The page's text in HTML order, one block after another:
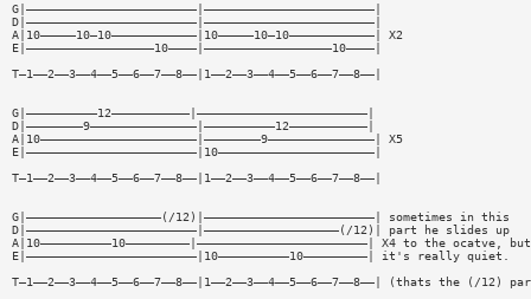
G|————————————————————————|————————————————————————|
D|————————————————————————|————————————————————————|
A|10—————10—10————————————|10—————10—10————————————| X2
E|——————————————————10————|——————————————————10————|
T—1——2——3——4——5——6——7——8——|1——2——3——4——5——6——7——8——|
G|——————————12———————————|————————————————————————|
D|————————9———————————————|——————————12———————————|
A|10——————————————————————|————————9———————————————| X5
E|————————————————————————|10——————————————————————|
T—1——2——3——4——5——6——7——8——|1——2——3——4——5——6——7——8——|
G|———————————————————(/12)|————————————————————————| sometimes in this
D|————————————————————————|———————————————————(/12)| part he slides up
A|10——————————10—————————|————————————————————————| X4 to the ocatve, but
E|————————————————————————|10——————————10—————————| it's really quiet.
T—1——2——3——4——5——6——7——8——|1——2——3——4——5——6——7——8——| (thats the (/12)